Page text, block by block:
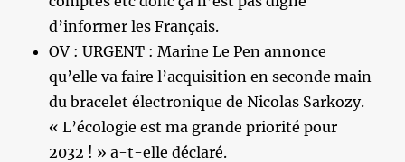
d’informer les Français.
OV : URGENT : Marine Le Pen annonce
qu’elle va faire l’acquisition en seconde main
du bracelet électronique de Nicolas Sarkozy.
« L’écologie est ma grande priorité pour
2032 ! » a-t-elle déclaré.